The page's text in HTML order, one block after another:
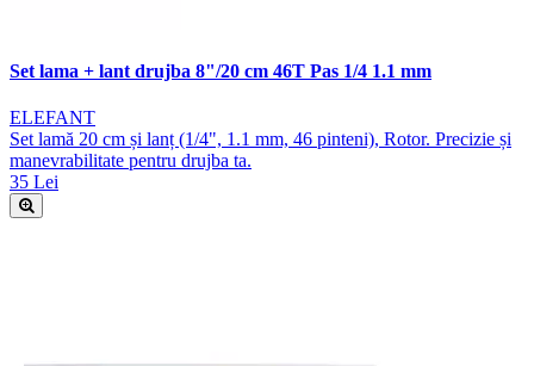
Set lama + lant drujba 8"/20 cm 46T Pas 1/4 1.1 mm
ELEFANT
Set lamă 20 cm și lanț (1/4", 1.1 mm, 46 pinteni), Rotor. Precizie și
manevrabilitate pentru drujba ta.
35 Lei